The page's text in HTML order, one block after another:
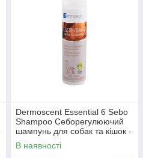
Dermoscent Essential 6 Sebo
Shampoo Себорегулюючий
шампунь для собак та кішок -
200 мл
В наявності